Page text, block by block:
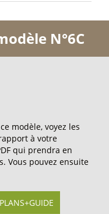
N°6C
modèle, voyez les
à votre
qui prendra en
Vous pouvez ensuite